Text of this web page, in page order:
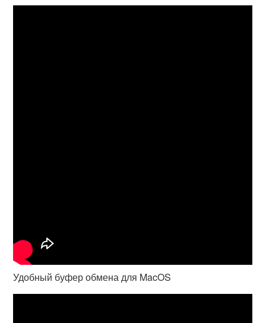
Удобный буфер обмена для MacOS